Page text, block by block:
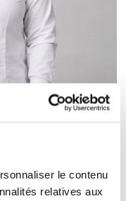
le contenu
relatives aux
Size Women